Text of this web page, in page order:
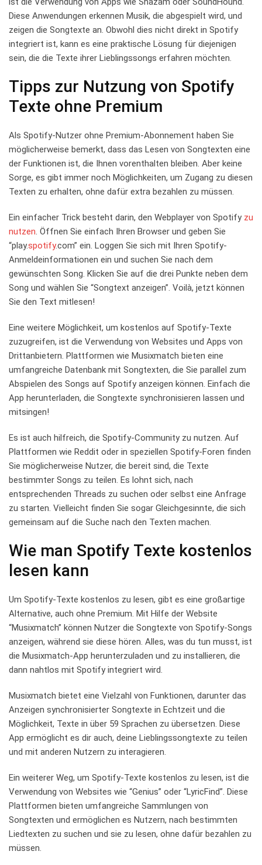
Diese Anwendungen erkennen ​Musik, die abgespielt wird, ​und
zeigen die Songtexte​ an. ‌Obwohl dies nicht ⁤direkt in ‌Spotify
integriert ist, kann es eine praktische Lösung ‍für diejenigen
⁤sein, die die Texte ihrer Lieblingssongs erfahren möchten.
Tipps zur Nutzung von Spotify⁢
Texte ohne Premium
Als Spotify-Nutzer ohne Premium-Abonnement ‍haben Sie
möglicherweise bemerkt, dass das Lesen von Songtexten eine
der Funktionen ist, die ⁢Ihnen vorenthalten bleiben. ​Aber keine
Sorge, ​es ⁢gibt immer⁤ noch Möglichkeiten, um Zugang zu ⁢diesen
‌Texten zu ⁣erhalten, ohne ⁤dafür extra bezahlen zu‌ müssen.
Ein einfacher Trick ⁣besteht darin, den Webplayer von⁢ Spotify ‍ zu
nutzen. Öffnen Sie ‌einfach Ihren Browser ⁤und geben Sie
“play.spotify.com” ein. Loggen Sie ⁢sich mit Ihren Spotify-
Anmeldeinformationen​ ein und‌ suchen Sie ‍nach dem
gewünschten ‍Song. Klicken Sie auf‌ die ​drei Punkte‌ neben dem
Song und‌ wählen Sie “Songtext anzeigen”. ‌Voilà, jetzt ⁢können‌
Sie den Text mitlesen!
Eine weitere Möglichkeit, um​ kostenlos auf Spotify-Texte
zuzugreifen, ist ⁣die Verwendung von Websites und ⁢Apps⁤ von
Drittanbietern. Plattformen wie Musixmatch bieten eine
umfangreiche Datenbank mit​ Songtexten, die Sie parallel zum
Abspielen ⁢des Songs ⁢auf Spotify anzeigen können. Einfach die
⁢App herunterladen, ‌die Songtexte‌ synchronisieren ​lassen und
mitsingen!
Es ist auch ‌hilfreich, ⁤die Spotify-Community zu nutzen.⁤ Auf
Plattformen wie Reddit‌ oder in speziellen Spotify-Foren finden
Sie möglicherweise Nutzer, die‌ bereit ⁢sind, die Texte​
bestimmter Songs zu teilen. Es lohnt sich, nach
entsprechenden​ Threads zu ​suchen oder​ selbst eine Anfrage‍
zu ​starten. Vielleicht ⁣finden ⁣Sie⁣ sogar⁤ Gleichgesinnte, die sich
gemeinsam auf die Suche nach den⁢ Texten machen.
Wie ⁢man⁣ Spotify ​Texte kostenlos
lesen kann
Um Spotify-Texte kostenlos zu lesen, gibt es eine großartige
Alternative, auch ohne Premium. Mit Hilfe der Website
“Musixmatch” können Nutzer die‍ Songtexte von Spotify-Songs
anzeigen, während sie diese hören. Alles,⁣ was du tun⁤ musst, ist⁢
die Musixmatch-App herunterzuladen⁣ und zu installieren, die
dann nahtlos mit Spotify⁢ integriert wird.
Musixmatch‍ bietet eine Vielzahl von⁣ Funktionen,⁢ darunter das
Anzeigen synchronisierter Songtexte ‌in Echtzeit⁢ und die
Möglichkeit, Texte in über ⁢59 Sprachen zu übersetzen. Diese
App ermöglicht es dir auch, deine Lieblingssongtexte ​zu⁤ teilen​
und ⁤mit ​anderen ‌Nutzern zu interagieren.
Ein weiterer Weg, ⁣um Spotify-Texte kostenlos ​zu ‌lesen,⁣ ist die
Verwendung von Websites wie “Genius” oder “LyricFind”.​ Diese
Plattformen bieten umfangreiche Sammlungen von​
Songtexten​ und ermöglichen es Nutzern, nach bestimmten
Liedtexten ⁣zu suchen ⁤und sie ⁣zu lesen, ohne dafür bezahlen zu
müssen.